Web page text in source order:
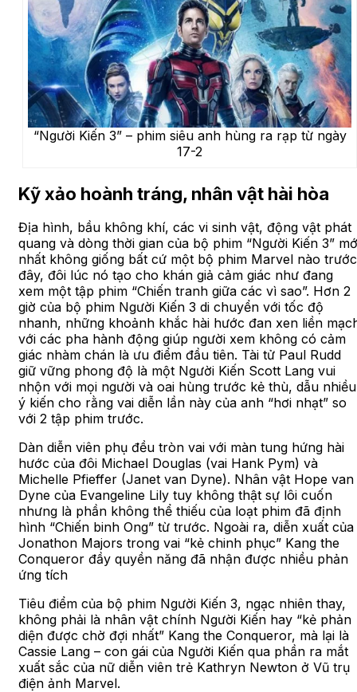
“Người Kiến 3” – phim siêu anh hùng ra rạp từ ngày
17-2
Kỹ xảo hoành tráng, nhân vật hài hòa
Địa hình, bầu không khí, các vi sinh vật, động vật phát
quang và dòng thời gian của bộ phim “Người Kiến 3”
nhất không giống bất cứ một bộ phim Marvel nào trước
đây, đôi lúc nó tạo cho khán giả cảm giác như đang
xem một tập phim “Chiến tranh giữa các vì sao”. Hơn 2
giờ của bộ phim Người Kiến 3 di chuyển với tốc độ
nhanh, những khoảnh khắc hài hước đan xen liền
với các pha hành động giúp người xem không có cảm
giác nhàm chán là ưu điểm đầu tiên. Tài tử Paul Rudd
giữ vững phong độ là một Người Kiến Scott Lang vui
nhộn với mọi người và oai hùng trước kẻ thù, dẫu nhiều
ý kiến cho rằng vai diễn lần này của anh “hơi nhạt” so
với 2 tập phim trước.
Dàn diễn viên phụ đều tròn vai với màn tung hứng hài
hước của đôi Michael Douglas (vai Hank Pym) và
Michelle Pfieffer (Janet van Dyne). Nhân vật Hope van
Dyne của Evangeline Lily tuy không thật sự lôi cuốn
nhưng là phần không thể thiếu của loạt phim đã định
hình “Chiến binh Ong” từ trước. Ngoài ra, diễn xuất của
Jonathon Majors trong vai “kẻ chinh phục” Kang the
Conqueror đầy quyền năng đã nhận được nhiều phản
ứng tích
Tiêu điểm của bộ phim Người Kiến 3, ngạc nhiên thay,
không phải là nhân vật chính Người Kiến hay “kẻ phản
diện được chờ đợi nhất” Kang the Conqueror, mà lại là
Cassie Lang – con gái của Người Kiến qua phần ra mắt
xuất sắc của nữ diễn viên trẻ Kathryn Newton ở Vũ trụ
điện ảnh Marvel.